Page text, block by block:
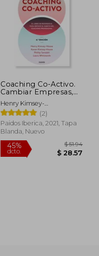
45%
dcto.
Coaching Co-Activo.
Cambiar Empresas,
Transformar Vidas
Henry Kimsey-
House,Karen Kimsey-
House
(2)
Paidos Iberica, 2021, Tapa
Blanda, Nuevo